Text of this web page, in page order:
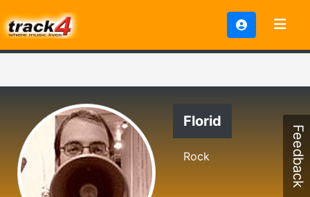
Florid
Rock Feedback